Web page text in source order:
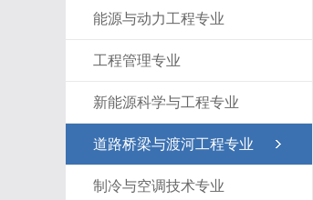
能源与动力工程专业
工程管理专业
新能源科学与工程专业
道路桥梁与渡河工程专业
制冷与空调技术专业